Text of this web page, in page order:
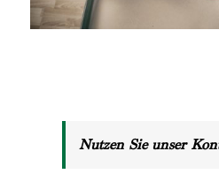
Nutzen Sie unser